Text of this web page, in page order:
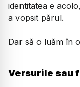
identitatea e
a vopsit părul.
Dar să o luăm în
Versurile sau